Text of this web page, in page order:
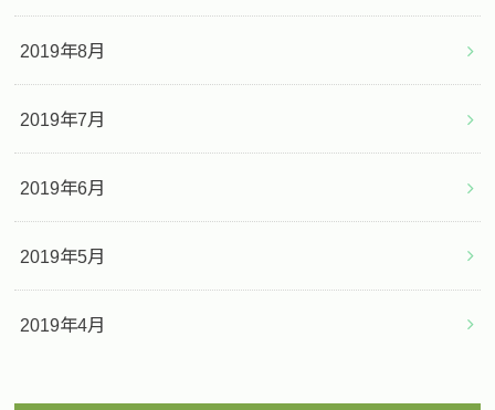
2019年8月
2019年7月
2019年6月
2019年5月
2019年4月